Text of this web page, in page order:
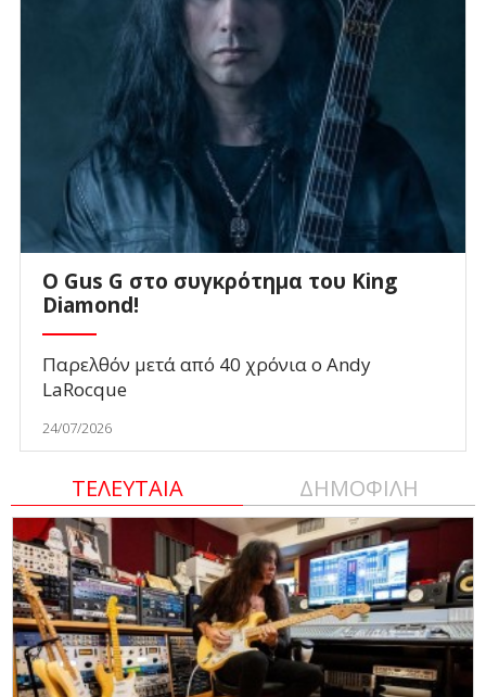
O Gus G στο συγκρότημα του King
Diamond!
Παρελθόν μετά από 40 χρόνια ο Andy
LaRocque
24/07/2026
ΤΕΛΕΥΤΑΙΑ ΔΗΜΟΦΙΛΗ